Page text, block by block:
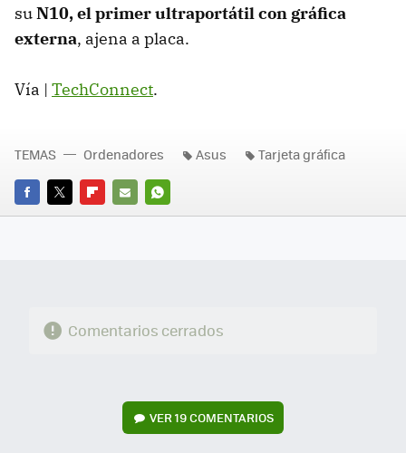
suN10, el primer ultraportátil con gráfica
externa, ajena a placa.
Vía | TechConnect.
FACEBOOK
TWITTERFLIPBOARD
E-
WHATSAPP
TEMAS Ordenadores Asus Tarjeta gráfica
Comentarios cerrados
VER19 COMENTARIOS